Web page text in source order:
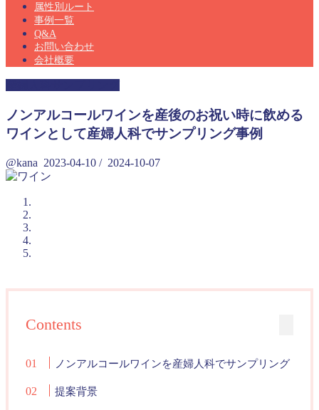
属性別ルート
事例一覧
Q&A
お問い合わせ
会社概要
ノンアルコールワインを産後のお祝い時に飲める
ワインとして産婦人科でサンプリング事例
@kana 2023-04-10 / 2024-10-07
Contents
ノンアルコールワインを産婦人科でサンプリング
提案背景